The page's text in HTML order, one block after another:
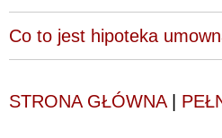
Co to jest hipoteka
STRONA GŁÓWNA|